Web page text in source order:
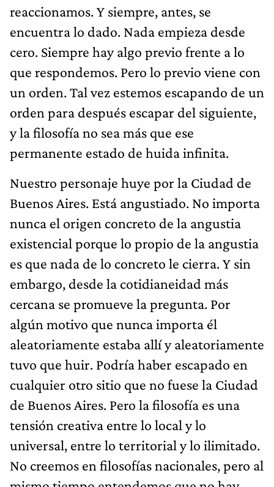
reaccionamos. Y siempre, antes, se
encuentra lo dado. Nada empieza desde
cero. Siempre hay algo previo frente a lo
que respondemos. Pero lo previo viene con
un orden. Tal vez estemos escapando de un
orden para después escapar del siguiente,
y la filosofía no sea más que ese
permanente estado de huida infinita.
Nuestro personaje huye por la Ciudad de
Buenos Aires. Está angustiado. No importa
nunca el origen concreto de la angustia
existencial porque lo propio de la angustia
es que nada de lo concreto le cierra. Y sin
embargo, desde la cotidianeidad más
cercana se promueve la pregunta. Por
algún motivo que nunca importa él
aleatoriamente estaba allí y aleatoriamente
tuvo que huir. Podría haber escapado en
cualquier otro sitio que no fuese la Ciudad
de Buenos Aires. Pero la filosofía es una
tensión creativa entre lo local y lo
universal, entre lo territorial y lo ilimitado.
No creemos en filosofías nacionales, pero al